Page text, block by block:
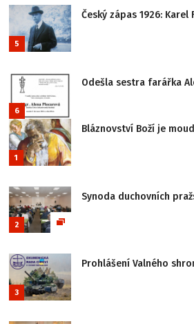
5
Český zápas 1926:
6
Odešla sestra farářka
1
Bláznovství Boží je
2
Synoda duchovních
3
Prohlášení Valného